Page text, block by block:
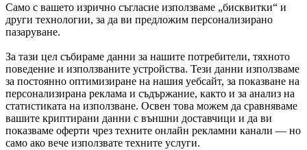
Само с вашето изрично съгласие използваме „бисквитки“ и
други технологии, за да ви предложим персонализирано
пазаруване.
За тази цел събираме данни за нашите потребители, тяхното
поведение и използваните устройства. Тези данни използваме
за постоянно оптимизиране на нашия уебсайт, за показване на
персонализирана реклама и съдържание, както и за анализ на
статистиката на използване. Освен това можем да сравняваме
вашите криптирани данни с външни доставчици и да ви
показваме оферти чрез техните онлайн рекламни канали — но
само ако вече използвате техните услуги.